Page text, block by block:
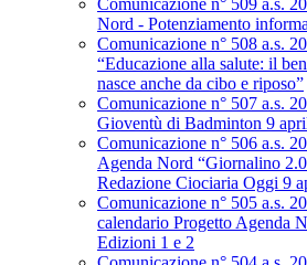
Comunicazione n° 509 a.s.
Nord - Potenziamento
Comunicazione n° 508 a.s.
“Educazione alla salute: il
nasce anche da cibo e riposo”
Comunicazione n° 507 a.s.
Gioventù di Badminton 9
Comunicazione n° 506 a.s.
Agenda Nord “Giornalino
Redazione Ciociaria Oggi 9
Comunicazione n° 505 a.s.
calendario Progetto Agenda
Edizioni 1 e 2